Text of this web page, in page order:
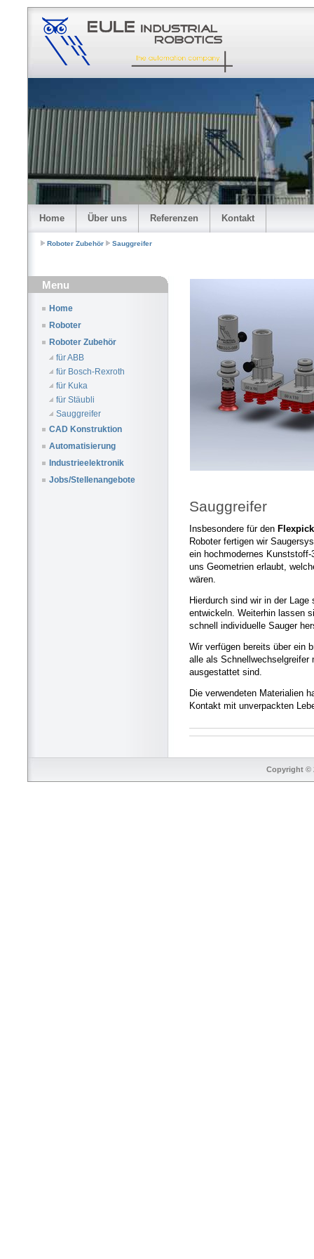
Home Über uns Referenzen Kontakt
Roboter Zubehör Sauggreifer
Menu
Home
Roboter
Roboter Zubehör
für ABB
für Bosch-Rexroth
für Kuka
für Stäubli
Sauggreifer
CAD Konstruktion
Automatisierung
Industrieelektronik
Jobs/Stellenangebote
Sauggreifer
Insbesondere für den
Roboter fertigen wir
ein hochmodernes
uns Geometrien erlaubt,
wären.
Hierdurch sind wir in der
entwickeln. Weiterhin lassen
schnell individuelle Sauger
Wir verfügen bereits über ein
alle als Schnellwechselgreifer
ausgestattet sind.
Die verwendeten Materialien
Kontakt mit unverpackten
Copyright ©